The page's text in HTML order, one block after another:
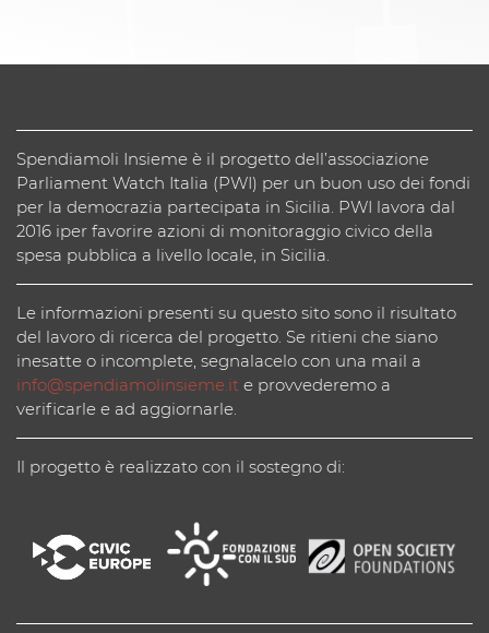
Spendiamoli Insieme è il progetto dell’associazione
Parliament Watch Italia (PWI) per un buon uso dei fondi
per la democrazia partecipata in Sicilia. PWI lavora dal
2016 iper favorire azioni di monitoraggio civico della
spesa pubblica a livello locale, in Sicilia.
Le informazioni presenti su questo sito sono il risultato
del lavoro di ricerca del progetto. Se ritieni che siano
inesatte o incomplete, segnalacelo con una mail a
info@spendiamolinsieme.it e provvederemo a
verificarle e ad aggiornarle.
Il progetto è realizzato con il sostegno di: